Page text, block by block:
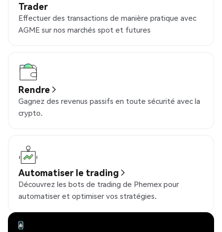
Trader
Effectuer des transactions de manière pratique avec
AGME sur nos marchés spot et futures
Rendre
Gagnez des revenus passifs en toute sécurité avec la
crypto.
Automatiser le trading
Découvrez les bots de trading de Phemex pour
automatiser et optimiser vos stratégies.